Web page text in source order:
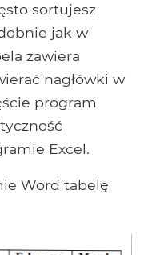
sortujesz
jak w
zawiera
nagłówki w
program
Excel.
Word tabelę